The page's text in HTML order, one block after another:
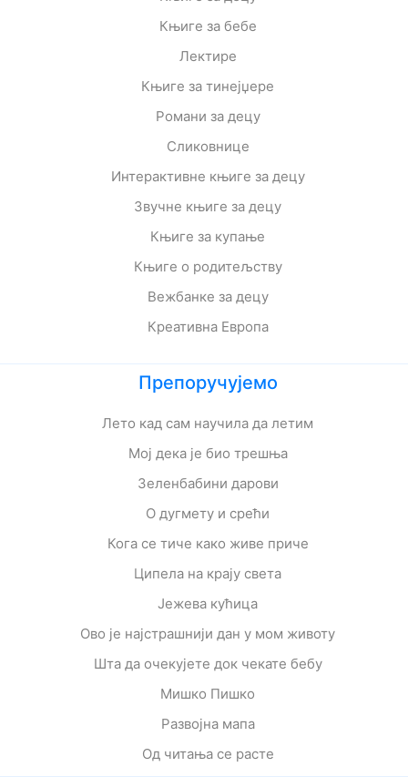
Књиге за бебе
Лектире
Књиге за тинејџере
Романи за децу
Сликовнице
Интерактивне књиге за децу
Звучне књиге за децу
Књиге за купање
Књиге о родитељству
Вежбанке за децу
Креативна Европа
Препоручујемо
Лето кад сам научила да летим
Мој дека је био трешња
Зеленбабини дарови
О дугмету и срећи
Кога се тиче како живе приче
Ципела на крају света
Јежева кућица
Ово је најстрашнији дан у мом животу
Шта да очекујете док чекате бебу
Мишко Пишко
Развојна мапа
Од читања се расте